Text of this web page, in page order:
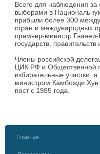
Всего для наблюдения
выборами в
прибыли более 300
стран и международных
премьер-министр
государств,
Члены российской
ЦИК РФ и Общественной
избирательные участки,
министром Камбожди
пост с 1985 года.
Главная